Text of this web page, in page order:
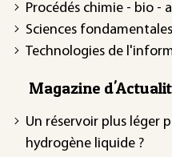
Procédés chimie - bio -
Sciences fondamentales
Technologies de
Magazine
Un réservoir plus léger
hydrogène liquide ?